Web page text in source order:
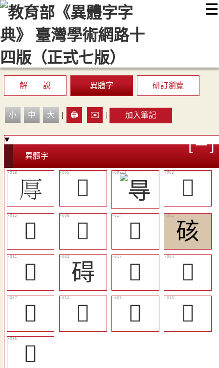
☰
::: 最新消息 常見問題 編輯說明
顯示模式
解 說 異體字 研訂瀏覽
小 中 大 | 🖨️ ✉️ | 加入筆記
異體字
㕌 󴁽
󴁻
󴂄
󴁾 𥃷
硋
󴂁
碍 󴂆
󴁼
󴁿
󴂂 󴂀
󴂃
󴂅